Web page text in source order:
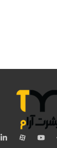
تلگرام یوتیوب آپارات